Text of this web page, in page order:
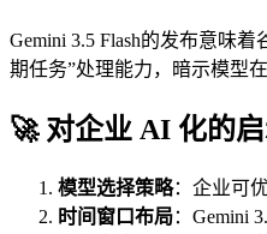
Gemini 3.5 Flash的发布意味着
期任务”处理能力，暗示模型
🚀 对企业 AI 化的
模型选择策略：企业可
时间窗口布局：Gemini